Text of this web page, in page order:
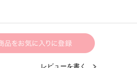
レビューを書く